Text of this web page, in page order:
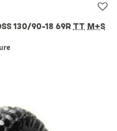
130/90-18 69R TT M+S